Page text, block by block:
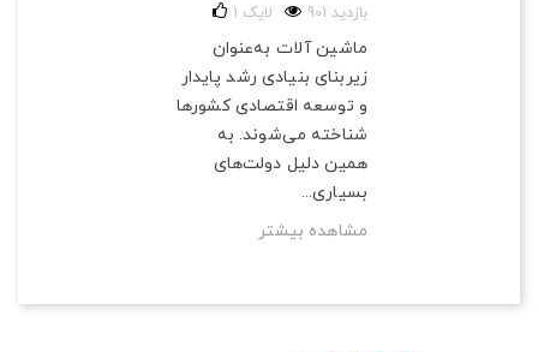
901 بازدید 1 لایک
ماشین آلات به‌عنوان
زیربنای بنیادی رشد پایدار
و توسعه اقتصادی کشورها
شناخته می‌شوند. به
همین دلیل دولت‌های
بسیاری...
مشاهده بیشتر